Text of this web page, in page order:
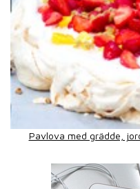
Pavlova med grädde,